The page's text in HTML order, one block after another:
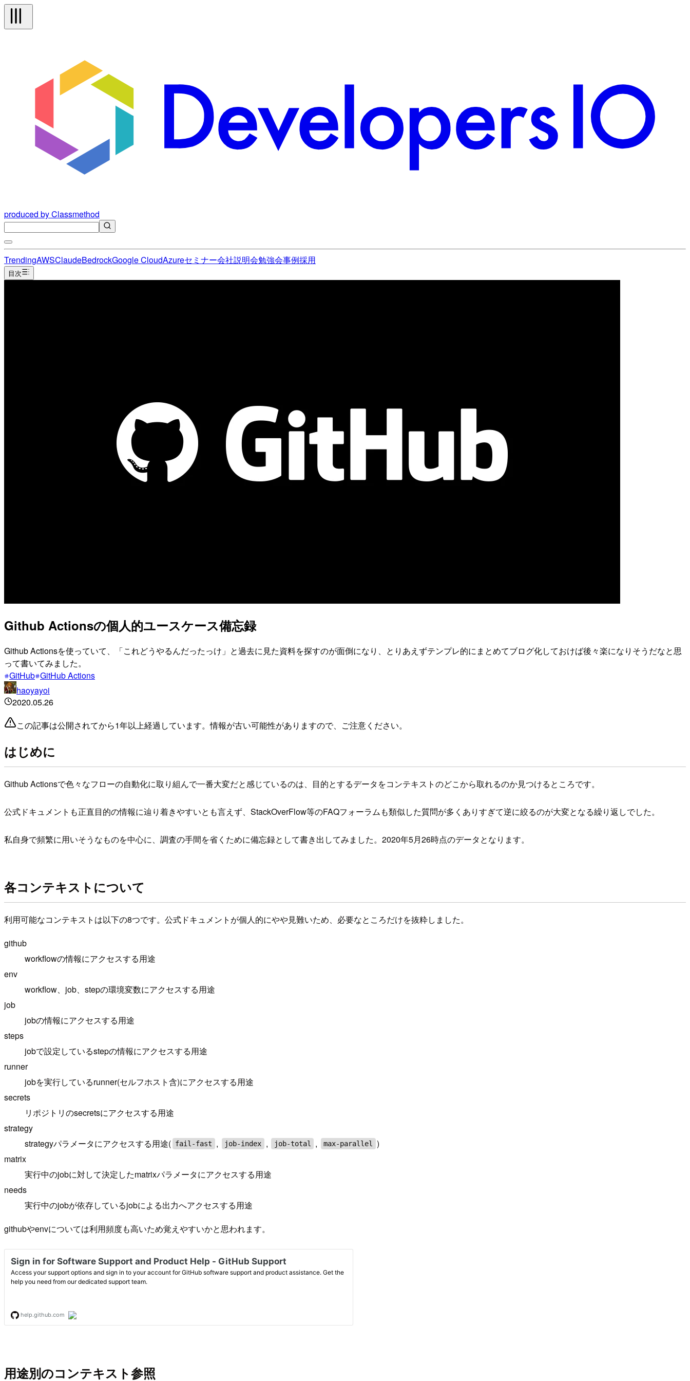
produced by Classmethod
TrendingAWSClaudeBedrockGoogle CloudAzureセミナー会社説明会勉強会事例採用
目次
Github Actionsの個人的ユースケース備忘録
Github Actionsを使っていて、「これどうやるんだったっけ」と過去に見た資料を探すのが面倒になり、とりあえずテンプレ的にまとめてブログ化しておけば後々楽になりそうだなと思
って書いてみました。
GitHub GitHub Actions
haoyayoi
2020.05.26
この記事は公開されてから1年以上経過しています。情報が古い可能性がありますので、ご注意ください。
はじめに
Github Actionsで色々なフローの自動化に取り組んで一番大変だと感じているのは、目的とするデータをコンテキストのどこから取れるのか見つけるところです。
公式ドキュメントも正直目的の情報に辿り着きやすいとも言えず、StackOverFlow等のFAQフォーラムも類似した質問が多くありすぎて逆に絞るのが大変となる繰り返しでした。
私自身で頻繁に用いそうなものを中心に、調査の手間を省くために備忘録として書き出してみました。2020年5月26時点のデータとなります。
各コンテキストについて
利用可能なコンテキストは以下の8つです。公式ドキュメントが個人的にやや見難いため、必要なところだけを抜粋しました。
github
workflowの情報にアクセスする用途
env
workflow、job、stepの環境変数にアクセスする用途
job
jobの情報にアクセスする用途
steps
jobで設定しているstepの情報にアクセスする用途
runner
jobを実行しているrunner(セルフホスト含)にアクセスする用途
secrets
リポジトリのsecretsにアクセスする用途
strategy
strategyパラメータにアクセスする用途( fail-fast , job-index , job-total , max-parallel
)
matrix
実行中のjobに対して決定したmatrixパラメータにアクセスする用途
needs
実行中のjobが依存しているjobによる出力へアクセスする用途
githubやenvについては利用頻度も高いため覚えやすいかと思われます。
用途別のコンテキスト参照